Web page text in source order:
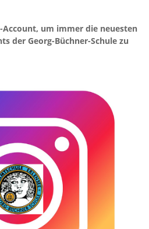
Account, um immer die neuesten
der Georg-Büchner-Schule zu